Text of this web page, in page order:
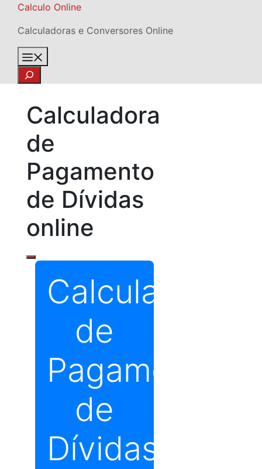
Skip
content
Calculo Online
Calculadoras e Conversores Online
Search
Calculadora
de
Pagamento
de Dívidas
online
Calculadora
de
Pagamento
de
Dívidas